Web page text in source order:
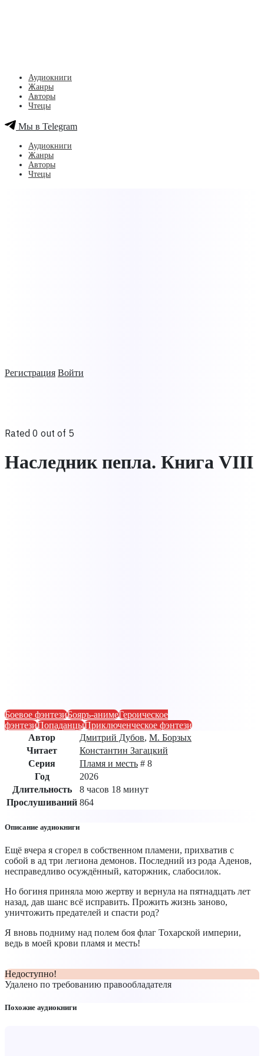
Регистрация Войти
Аудиокниги
Жанры
Авторы
Чтецы
Мы в Telegram
Аудиокниги
Жанры
Авторы
Чтецы
Rated 0 out of 5
Наследник пепла. Книга VIII
Боевое фэнтезиБояръ-анимеГероическое
фэнтезиПопаданцыПриключенческое фэнтези
Автор
Дмитрий Дубов, М. Борзых
Читает
Константин Загацкий
Серия
Пламя и месть # 8
Год
2026
Длительность
8 часов 18 минут
Прослушиваний 864
Описание аудиокниги
Ещё вчера я сгорел в собственном пламени, прихватив с
собой в ад три легиона демонов. Последний из рода Аденов,
несправедливо осуждённый, каторжник, слабосилок.
Но богиня приняла мою жертву и вернула на пятнадцать лет
назад, дав шанс всё исправить. Прожить жизнь заново,
уничтожить предателей и спасти род?
Я вновь подниму над полем боя флаг Тохарской империи,
ведь в моей крови пламя и месть!
Недоступно!
Удалено по требованию правообладателя
Похожие аудиокниги